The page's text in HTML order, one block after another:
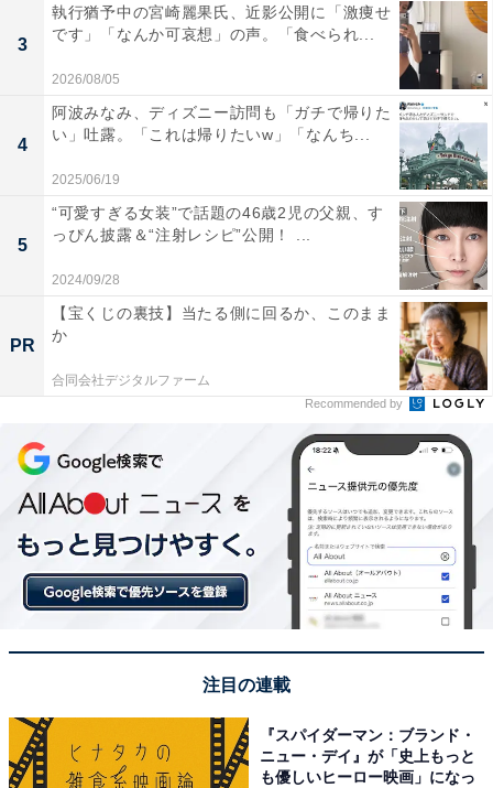
3
執行猶予中の宮崎麗果氏、近影公開に「激痩せ
です」「なんか可哀想」の声。「食べられ...
2026/08/05
4
阿波みなみ、ディズニー訪問も「ガチで帰りた
い」吐露。「これは帰りたいw」「なんち...
2025/06/19
5
“可愛すぎる女装”で話題の46歳2児の父親、す
っぴん披露＆“注射レシピ”公開！ ...
2024/09/28
PR
【宝くじの裏技】当たる側に回るか、このまま
か
合同会社デジタルファーム
Recommended by
注目の連載
『スパイダーマン：ブランド・
ニュー・デイ』が「史上もっと
も優しいヒーロー映画」になっ